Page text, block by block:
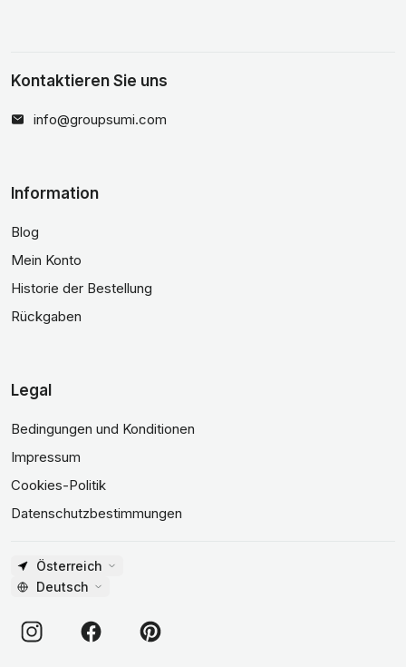
Kontaktieren Sie uns
info@groupsumi.com
Information
Blog
Mein Konto
Historie der Bestellung
Rückgaben
Legal
Bedingungen und Konditionen
Impressum
Cookies-Politik
Datenschutzbestimmungen
Österreich
Deutsch